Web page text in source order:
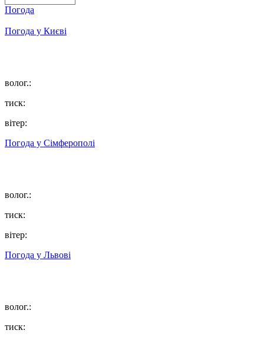
Погода
Погода у Києві
волог.:
тиск:
вітер:
Погода у Сімферополі
волог.:
тиск:
вітер:
Погода у Львові
волог.:
тиск: